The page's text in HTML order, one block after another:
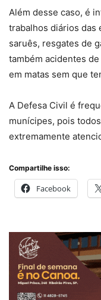
Além desse caso, é
trabalhos diários das
saruês, resgates de
também acidentes
em matas sem que
A Defesa Civil é
munícipes, pois
extremamente
Compartilhe isso:
Facebook